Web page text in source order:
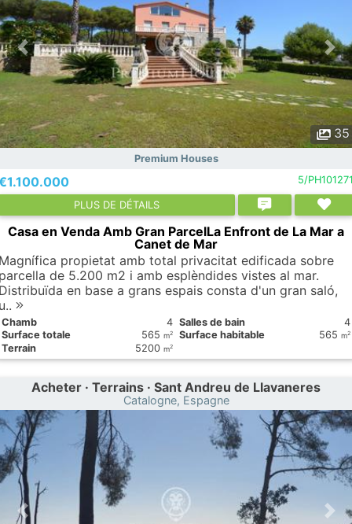
35
Premium Houses
5/
PLUS DE DÉTAILS
Casa en Venda Amb Gran ParcelLa Enfront de La Mar a
Canet de Mar
propietat amb total privacitat edificada sobre
de 5.200 m2 i amb esplèndides vistes al mar.
en base a grans espais consta d'un gran saló,
Chamb 4 Salles de bain
4
Surface totale
565 m2 Surface habitable 565 m2
Terrain 5200 m2
Acheter · Terrains · Sant Andreu de Llavaneres
Catalogne, Espagne